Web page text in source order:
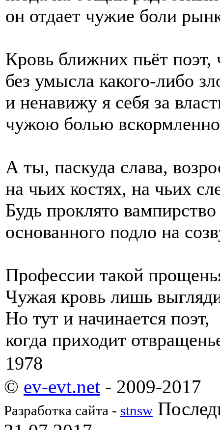
он отдает чужие боли
Кровь ближних пьёт поэт,
без умысла какого-либо
и ненавижу я себя за
чужою болью
А ты, паскуда слава,
на чьих костях, на чьих
Будь проклято
основанного подло на
Профессии такой
Чужая кровь лишь
Но тут и начинается поэт,
когда приходит
1978
© ev-evt.net - 2009-2017
Разработка сайта - stnsw